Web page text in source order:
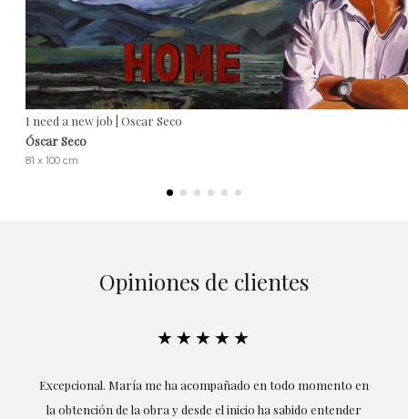
I need a new job | Oscar Seco
Óscar Seco
81 x 100 cm
Opiniones de clientes
★★★★★
Excepcional. María me ha acompañado en todo momento en
la obtención de la obra y desde el inicio ha sabido entender